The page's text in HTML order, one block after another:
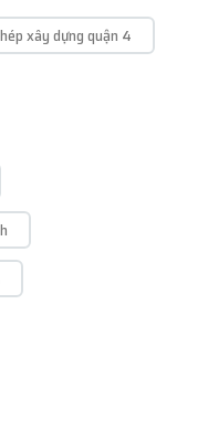
xây dựng quận 4